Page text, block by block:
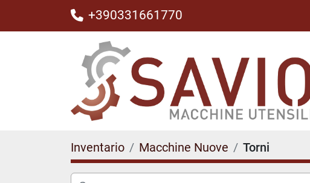
+390331661770
Inventario Macchine Nuove Torni